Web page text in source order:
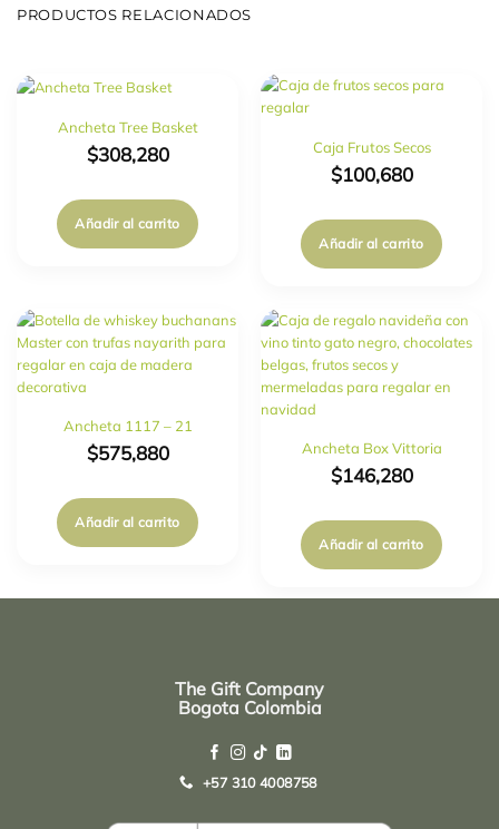
PRODUCTOS RELACIONADOS
Ancheta Tree Basket
$308,280
Añadir al carrito
Caja Frutos Secos
$100,680
Añadir al carrito
Ancheta 1117 – 21
$575,880
Añadir al carrito
Ancheta Box Vittoria
$146,280
Añadir al carrito
The Gift Company
Bogota Colombia
+57 310 4008758